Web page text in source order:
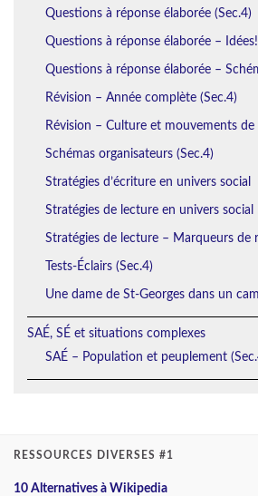
Questions à réponse élaborée (Sec.4)
Questions à réponse élaborée – Idées!
Questions à réponse élaborée –
Révision – Année complète (Sec.4)
Révision – Culture et mouvements de
Schémas organisateurs (Sec.4)
Stratégies d’écriture en univers social
Stratégies de lecture en univers social
Stratégies de lecture – Marqueurs de
Tests-Éclairs (Sec.4)
Une dame de St-Georges dans un
SAÉ, SÉ et situations complexes
SAÉ – Population et peuplement
RESSOURCES DIVERSES #1
10 Alternatives à Wikipedia